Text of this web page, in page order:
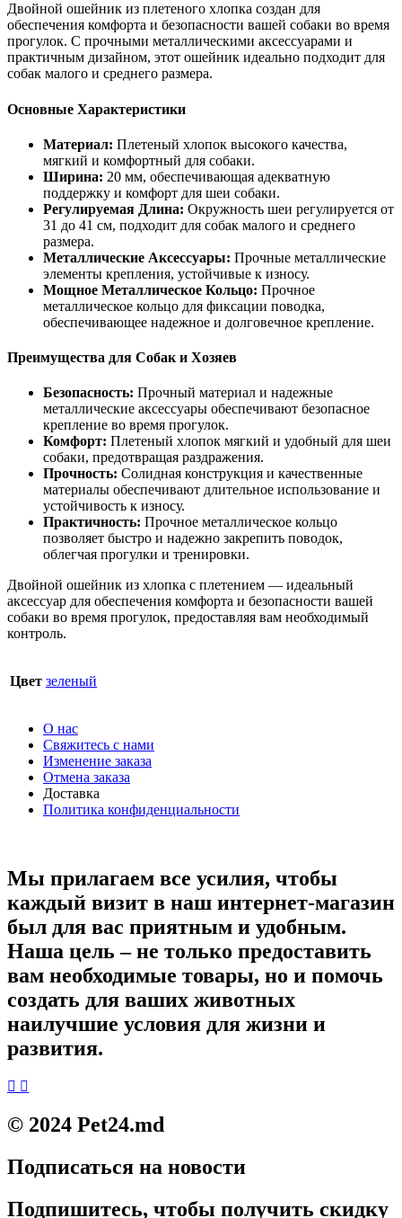
Двойной ошейник из плетеного хлопка создан для
обеспечения комфорта и безопасности вашей собаки во время
прогулок. С прочными металлическими аксессуарами и
практичным дизайном, этот ошейник идеально подходит для
собак малого и среднего размера.
Основные Характеристики
Материал: Плетеный хлопок высокого качества,
мягкий и комфортный для собаки.
Ширина: 20 мм, обеспечивающая адекватную
поддержку и комфорт для шеи собаки.
Регулируемая Длина: Окружность шеи регулируется от
31 до 41 см, подходит для собак малого и среднего
размера.
Металлические Аксессуары: Прочные металлические
элементы крепления, устойчивые к износу.
Мощное Металлическое Кольцо: Прочное
металлическое кольцо для фиксации поводка,
обеспечивающее надежное и долговечное крепление.
Преимущества для Собак и Хозяев
Безопасность: Прочный материал и надежные
металлические аксессуары обеспечивают безопасное
крепление во время прогулок.
Комфорт: Плетеный хлопок мягкий и удобный для шеи
собаки, предотвращая раздражения.
Прочность: Солидная конструкция и качественные
материалы обеспечивают длительное использование и
устойчивость к износу.
Практичность: Прочное металлическое кольцо
позволяет быстро и надежно закрепить поводок,
облегчая прогулки и тренировки.
Двойной ошейник из хлопка с плетением — идеальный
аксессуар для обеспечения комфорта и безопасности вашей
собаки во время прогулок, предоставляя вам необходимый
контроль.
Цвет зеленый
О нас
Свяжитесь с нами
Изменение заказа
Отмена заказа
Доставка
Политика конфиденциальности
Мы прилагаем все усилия, чтобы
каждый визит в наш интернет-магазин
был для вас приятным и удобным.
Наша цель – не только предоставить
вам необходимые товары, но и помочь
создать для ваших животных
наилучшие условия для жизни и
развития.
© 2024 Pet24.md
Подписаться на новости
Подпишитесь, чтобы получить скидку